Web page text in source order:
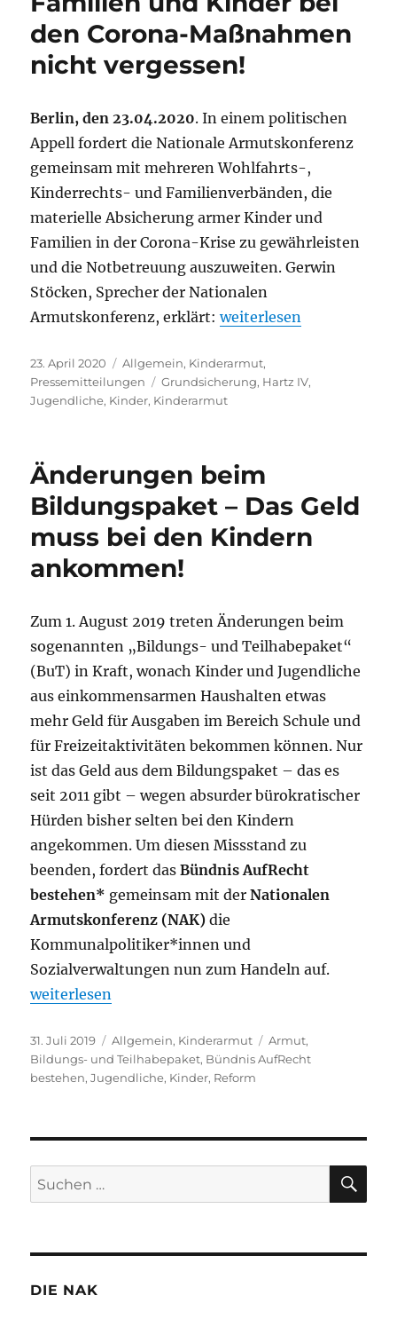
den Corona-Maßnahmen
nicht vergessen!
Berlin, den 23.04.2020. In einem politischen
Appell fordert die Nationale Armutskonferenz
gemeinsam mit mehreren Wohlfahrts-,
Kinderrechts- und Familienverbänden, die
materielle Absicherung armer Kinder und
Familien in der Corona-Krise zu gewährleisten
und die Notbetreuung auszuweiten. Gerwin
Stöcken, Sprecher der Nationalen
Armutskonferenz, erklärt:„Nak fordert: Arme
weiterlesen
Veröffentlicht
am
23. April 2020 Kategorien
Allgemein, Kinderarmut,
Pressemitteilungen
Schlagwörter
Grundsicherung, Hartz IV,
Jugendliche, Kinder, Kinderarmut
Änderungen beim
Bildungspaket – Das Geld
muss bei den Kindern
ankommen!
Zum 1. August 2019 treten Änderungen beim
sogenannten „Bildungs- und Teilhabepaket“
(BuT) in Kraft, wonach Kinder und Jugendliche
aus einkommensarmen Haushalten etwas
mehr Geld für Ausgaben im Bereich Schule und
für Freizeitaktivitäten bekommen können. Nur
ist das Geld aus dem Bildungspaket – das es
seit 2011 gibt – wegen absurder bürokratischer
Hürden bisher selten bei den Kindern
angekommen. Um diesen Missstand zu
beenden, fordert dasBündnis AufRecht
bestehen* gemeinsam mit der Nationalen
Armutskonferenz (NAK)die
Kommunalpolitiker*innen und
Sozialverwaltungen nun zum Handeln auf.
„Änderungen beim Bildungspaket – Das Geld
weiterlesen
Veröffentlicht
am
31. Juli 2019 Kategorien
Allgemein, Kinderarmut Schlagwörter
Armut,
Bildungs- und Teilhabepaket, Bündnis AufRecht
bestehen,Jugendliche, Kinder, Reform
Suchen
nach:
DIE NAK